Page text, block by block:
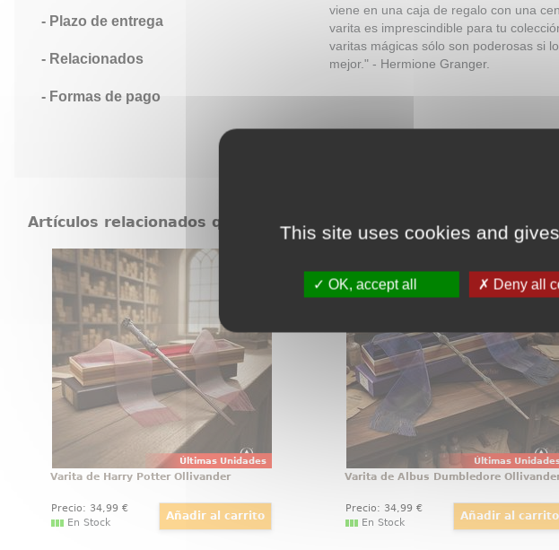
Plazo de entrega
Relacionados
Formas de pago
viene en una caja de regalo con una
varita es imprescindible para tu
varitas mágicas sólo son poderosas si
mejor." - Hermione Granger.
Artículos relacionados que también pueden interesarte. Pincha
Últimas Unidades
Varita de Harry Potter Ollivander
Varita de Harry Potter original con
licencia oficial, diseñada para
convertir cualquier colección en
una pieza con presencia propia
desde el primer vistazo. Esta
réplica de Harry Potter a escala
1:1 reúne acabado cuidado
Varita de Harry Potter Ollivander
Precio: 34,99 €
En Stock
Últimas
Hay objetos que no se guardan,
exhiben con orgullo, y la varita
esa categoría desde el
vistazo. Esta réplica oficial
Harry Potter reúne
simbolismo y acabado de
colección
Varita de Albus Dumbledore
Precio: 34,99 €
En Stock
This site uses cookies and
OK, accept all Deny all